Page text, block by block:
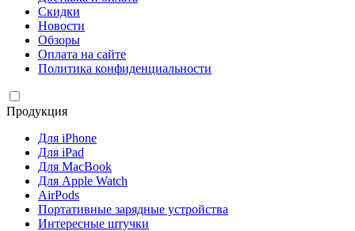
Скидки
Новости
Обзоры
Оплата на сайте
Политика конфиденциальности
Продукция
Для iPhone
Для iPad
Для MacBook
Для Apple Watch
AirPods
Портативные зарядные устройства
Интересные штучки